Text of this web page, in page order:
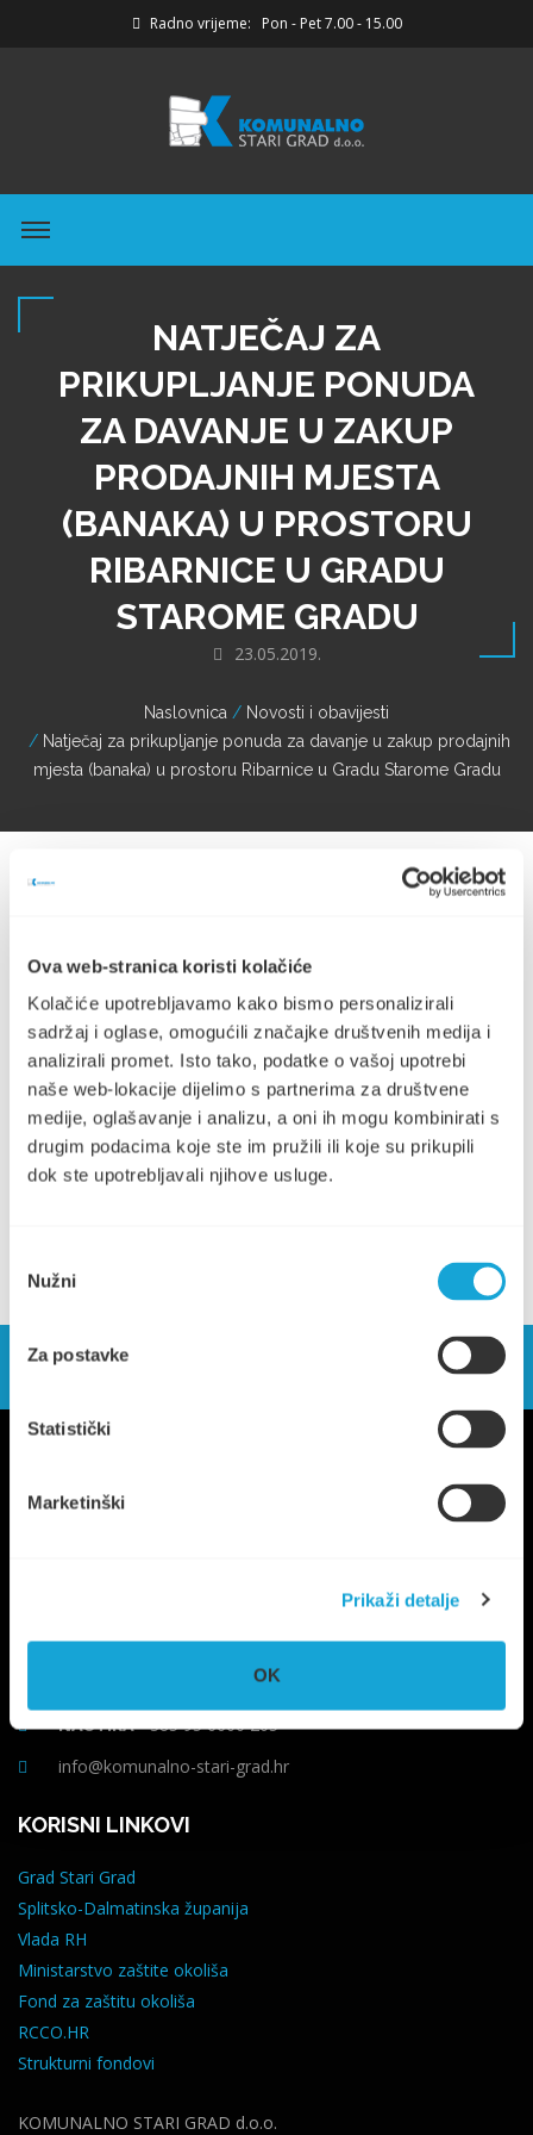
Ova web-stranica koristi kolačiće
Kolačiće upotrebljavamo kako bismo personalizirali
sadržaj i oglase, omogućili značajke društvenih medija i
analizirali promet. Isto tako, podatke o vašoj upotrebi
naše web-lokacije dijelimo s partnerima za društvene
medije, oglašavanje i analizu, a oni ih mogu kombinirati s
drugim podacima koje ste im pružili ili koje su prikupili
dok ste upotrebljavali njihove usluge.
pristanka
Nužni
Za postavke
Statistički
Marketinški
Prikaži detalje
OK
Radno vrijeme: Pon - Pet 7.00 - 15.00
NATJEČAJ ZA
PRIKUPLJANJE PONUDA
ZA DAVANJE U ZAKUP
PRODAJNIH MJESTA
(BANAKA) U PROSTORU
RIBARNICE U GRADU
STAROME GRADU
23.05.2019.
Naslovnica
Novosti i obavijesti
Natječaj za prikupljanje ponuda za davanje u zakup prodajnih
mjesta (banaka) u prostoru Ribarnice u Gradu Starome Gradu
Više informacija na linku dolje:
komunalno-stari-grad.hr/natjecaji/natjecaj-za-prikupljanje-
ponuda-za-davanje-u-zakup-prodajnih-mjesta-banaka-u-
prostoru-ribarnice-u-gradu-starome-gradu
Trg Ploča 7, Stari Grad, otok Hvar
+385 21 765 299
NAUTIKA +385 95 6600 205
info@komunalno-stari-grad.hr
KORISNI LINKOVI
Grad Stari Grad
Splitsko-Dalmatinska županija
Vlada RH
Ministarstvo zaštite okoliša
Fond za zaštitu okoliša
RCCO.HR
Strukturni fondovi
KOMUNALNO STARI GRAD d.o.o.